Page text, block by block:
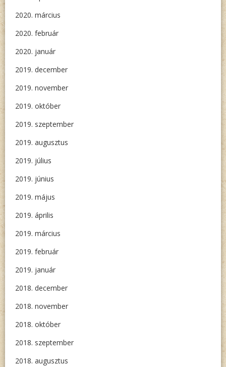
2020. március
2020. február
2020. január
2019. december
2019. november
2019. október
2019. szeptember
2019. augusztus
2019. július
2019. június
2019. május
2019. április
2019. március
2019. február
2019. január
2018. december
2018. november
2018. október
2018. szeptember
2018. augusztus